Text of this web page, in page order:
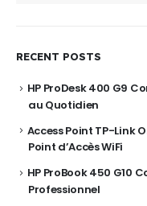
RECENT POSTS
HP ProDesk 400 G9
au Quotidien
Access Point TP-Link
Point d’Accès WiFi
HP ProBook 450 G10
Professionnel